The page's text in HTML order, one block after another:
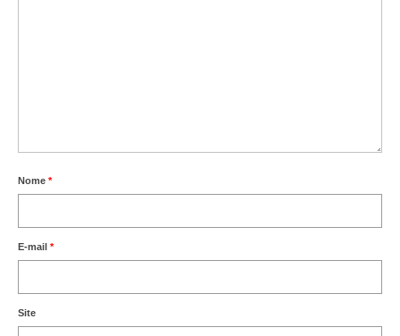
PESQUISA 6×1
Nome *
E-mail *
Site